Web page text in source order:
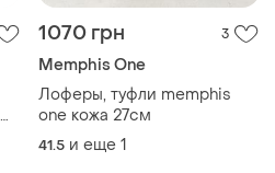
1070 грн 3
Memphis One
Лоферы, туфли memphis
one кожа 27см
41.5 и еще 1